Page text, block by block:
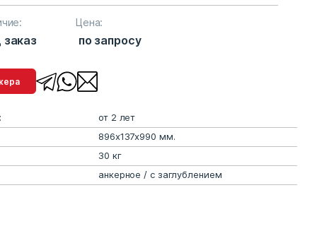
Цена:
по запросу
от 2 лет
896х137х990 мм.
30 кг
анкерное / с заглублением